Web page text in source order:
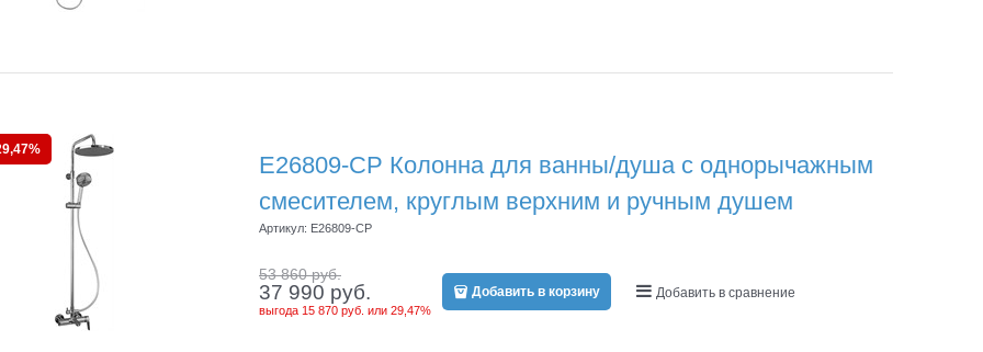
E26809-CP Колонна для ванны/душа с однорычажным
смесителем, круглым верхним и ручным душем
Артикул: E26809-CP
53 860 руб.
37 990 руб.
выгода 15 870 руб. или 29,47%
Добавить в корзину Добавить в сравнение